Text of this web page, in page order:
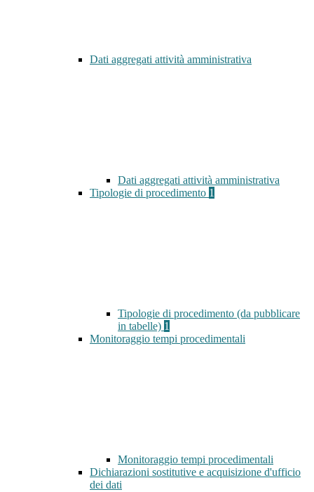
Dati aggregati attività amministrativa
Dati aggregati attività amministrativa
Tipologie di procedimento 1
Tipologie di procedimento (da pubblicare
in tabelle) 1
Monitoraggio tempi procedimentali
Monitoraggio tempi procedimentali
Dichiarazioni sostitutive e acquisizione d'ufficio
dei dati